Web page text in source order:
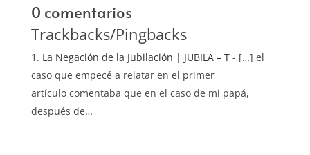
0 comentarios
Trackbacks/Pingbacks
La Negación de la Jubilación | JUBILA – T- […] el
caso que empecé a relatar en el primer
artículo comentaba que en el caso de mi papá,
después de…